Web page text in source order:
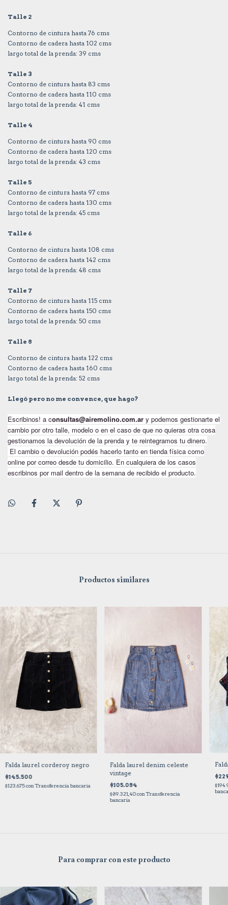
Talle 2
Contorno de cintura hasta 76 cms
Contorno de cadera hasta 102 cms
largo total de la prenda: 39 cms
Talle 3
Contorno de cintura hasta 83 cms
Contorno de cadera hasta 110 cms
largo total de la prenda: 41 cms
Talle 4
Contorno de cintura hasta 90 cms
Contorno de cadera hasta 120 cms
largo total de la prenda: 43 cms
Talle 5
Contorno de cintura hasta 97 cms
Contorno de cadera hasta 130 cms
largo total de la prenda: 45 cms
Talle 6
Contorno de cintura hasta 108 cms
Contorno de cadera hasta 142 cms
largo total de la prenda: 48 cms
Talle 7
Contorno de cintura hasta 115 cms
Contorno de cadera hasta 150 cms
largo total de la prenda: 50 cms
Talle 8
Contorno de cintura hasta 122 cms
Contorno de cadera hasta 160 cms
largo total de la prenda: 52 cms
Llegó pero no me convence, que hago?
Escribinos! a consultas@airemolino.com.ar y podemos gestionarte el
cambio por otro talle, modelo o en el caso de que no quieras otra cosa
gestionamos la devolución de la prenda y te reintegramos tu dinero.
El cambio o devolución podés hacerlo tanto en tienda física como
online por correo desde tu domicilio. En cualquiera de los casos
escribinos por mail dentro de la semana de recibido el producto.
Productos similares
Falda laurel corderoy negro
$145.500
$123.675con Transferencia bancaria
Falda laurel denim celeste
vintage
$105.084
$89.321,40con Transferencia
bancaria
Para comprar con este producto